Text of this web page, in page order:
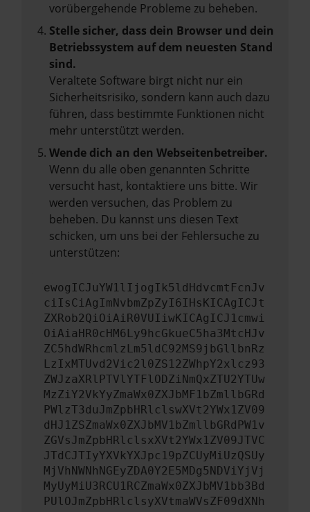
vorübergehende Probleme zu beheben.
Stelle sicher, dass dein Browser und dein
Betriebssystem auf dem neuesten Stand
sind.
Veraltete Software birgt nicht nur ein
Sicherheitsrisiko, sondern kann auch dazu
führen, dass bestimmte Funktionen nicht
mehr unterstützt werden.
Wende dich an den Webseitenbetreiber.
Wenn du alle oben genannten Schritte
versucht hast, kontaktiere uns bitte. Wir
werden versuchen, das Problem zu
beheben. Du kannst uns diesen Text
schicken, um uns bei der Fehlersuche zu
unterstützen:
ewogICJuYW1lIjogIk5ldHdvcmtFcnJv
ciIsCiAgImNvbmZpZyI6IHsKICAgICJt
ZXRob2QiOiAiR0VUIiwKICAgICJ1cmwi
OiAiaHR0cHM6Ly9hcGkueC5ha3MtcHJv
ZC5hdWRhcmlzLm5ldC92MS9jbGllbnRz
LzIxMTUvd2Vic2l0ZS12ZWhpY2xlcz93
ZWJzaXRlPTVlYTFlODZiNmQxZTU2YTUw
MzZiY2VkYyZmaWx0ZXJbMF1bZmllbGRd
PWlzT3duJmZpbHRlclswXVt2YWx1ZV09
dHJ1ZSZmaWx0ZXJbMV1bZmllbGRdPW1v
ZGVsJmZpbHRlclsxXVt2YWx1ZV09JTVC
JTdCJTIyYXVkYXJpc19pZCUyMiUzQSUy
MjVhNWNhNGEyZDA0Y2E5MDg5NDViYjVj
MyUyMiU3RCU1RCZmaWx0ZXJbMV1bb3Bd
PUlOJmZpbHRlclsyXVtmaWVsZF09dXNh